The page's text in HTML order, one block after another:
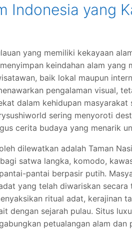
Indonesia yang
yang memiliki kekayaan
keindahan alam yang
baik lokal maupun
pengalaman visual,
dalam kehidupan
sering menyoroti
cerita budaya yang menarik
dilewatkan adalah Taman
satwa langka, komodo,
pantai berpasir putih.
yang telah diwariskan secara
ritual adat, kerajinan
dengan sejarah pulau. Situs
petualangan alam dan